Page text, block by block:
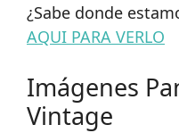
¿Sabe donde
AQUI PARA VERLO
Imágenes
Vintage